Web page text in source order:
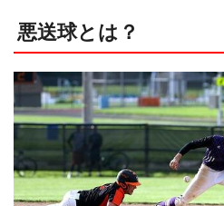
悪送球とは？